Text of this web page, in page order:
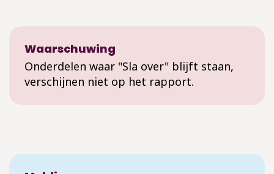
Waarschuwing
Onderdelen waar "Sla over" blijft staan,
verschijnen niet op het rapport.